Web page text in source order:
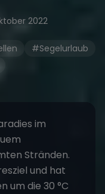
2022
#Segelurlaub
im
Stränden.
und hat
um die 30 °C